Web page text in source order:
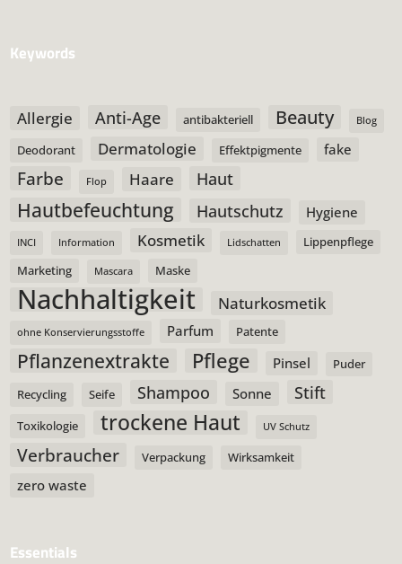
Keywords
Allergie Anti-Age antibakteriell Beauty Blog
Deodorant Dermatologie Effektpigmente fake
Farbe Flop Haare Haut
Hautbefeuchtung Hautschutz Hygiene
INCI Information Kosmetik Lidschatten
Lippenpflege
Marketing
Mascara Maske
Nachhaltigkeit Naturkosmetik
ohne Konservierungsstoffe Parfum Patente
Pflanzenextrakte Pflege Pinsel
Puder
Recycling
Seife Shampoo Sonne Stift
Toxikologie trockene Haut UV Schutz
Verbraucher Verpackung Wirksamkeit
zero waste
Essentials